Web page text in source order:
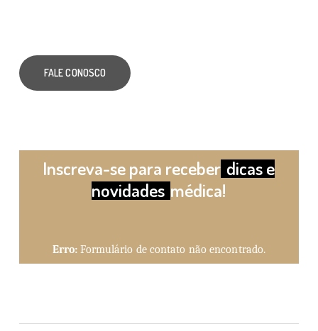
FALE CONOSCO
Inscreva-se para receber dicas e
novidades médica!
Erro: Formulário de contato não encontrado.